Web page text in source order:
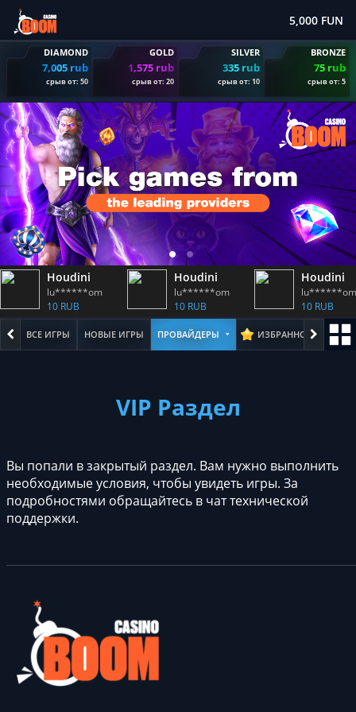
5,000 FUN
DIAMOND
7,005 rub
срыв от: 50
GOLD
1,575 rub
срыв от: 20
SILVER
335 rub
срыв от: 10
BRONZE
75 rub
срыв от: 5
Houdini
lu******om
10 RUB
Houdini
lu******om
10 RUB
Houdini
lu******om
10 RUB
ВСЕ ИГРЫ НОВЫЕ ИГРЫ ПРОВАЙДЕРЫ ИЗБРАННОЕ
VIP Раздел
Вы попали в закрытый раздел. Вам нужно выполнить
необходимые условия, чтобы увидеть игры. За
подробностями обращайтесь в чат технической
поддержки.